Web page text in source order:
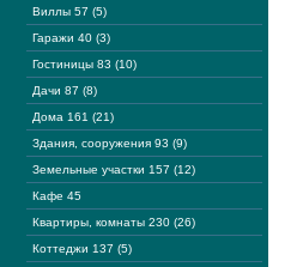
Виллы 57 (5)
Гаражи 40 (3)
Гостиницы 83 (10)
Дачи 87 (8)
Дома 161 (21)
Здания, сооружения 93 (9)
Земельные участки 157 (12)
Кафе 45
Квартиры, комнаты 230 (26)
Коттеджи 137 (5)